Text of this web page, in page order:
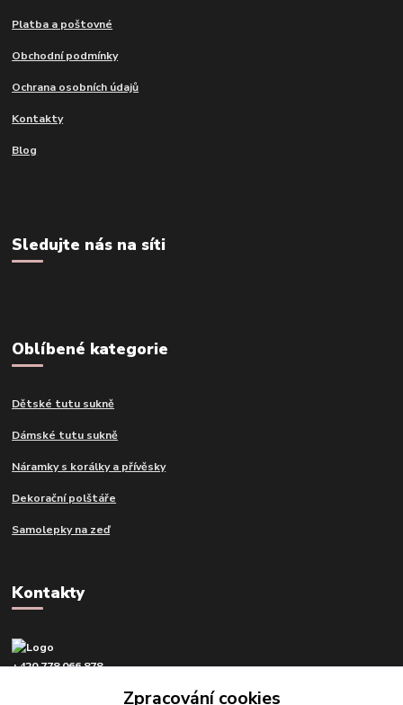
Platba a poštovné
Obchodní podmínky
Ochrana osobních údajů
Kontakty
Blog
Sledujte nás na síti
Oblíbené kategorie
Dětské tutu sukně
Dámské tutu sukně
Náramky s korálky a přívěsky
Dekorační polštáře
Samolepky na zeď
Kontakty
+420 778 066 878
Zpracování cookies